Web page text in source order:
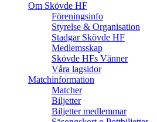
Om Skövde HF
Föreningsinfo
Styrelse & Organisation
Stadgar Skövde HF
Medlemsskap
Skövde HFs Vänner
Våra lagsidor
Matchinformation
Matcher
Biljetter
Biljetter medlemmar